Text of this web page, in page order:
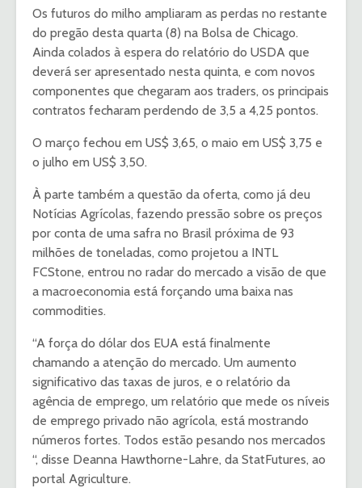
Os futuros do milho ampliaram as perdas no restante
do pregão desta quarta (8) na Bolsa de Chicago.
Ainda colados à espera do relatório do USDA que
deverá ser apresentado nesta quinta, e com novos
componentes que chegaram aos traders, os principais
contratos fecharam perdendo de 3,5 a 4,25 pontos.
O março fechou em US$ 3,65, o maio em US$ 3,75 e
o julho em US$ 3,50.
À parte também a questão da oferta, como já deu
Notícias Agrícolas, fazendo pressão sobre os preços
por conta de uma safra no Brasil próxima de 93
milhões de toneladas, como projetou a INTL
FCStone, entrou no radar do mercado a visão de que
a macroeconomia está forçando uma baixa nas
commodities.
“A força do dólar dos EUA está finalmente
chamando a atenção do mercado. Um aumento
significativo das taxas de juros, e o relatório da
agência de emprego, um relatório que mede os níveis
de emprego privado não agrícola, está mostrando
números fortes. Todos estão pesando nos mercados
“, disse Deanna Hawthorne-Lahre, da StatFutures, ao
portal Agriculture.